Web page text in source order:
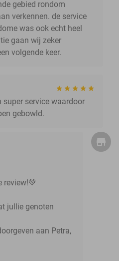
gebied rondom
verkennen. de service
was ook echt heel
gaan wij zeker
volgende keer.
super service waardoor
gebowld.
review!💚
jullie genoten
aan Petra,